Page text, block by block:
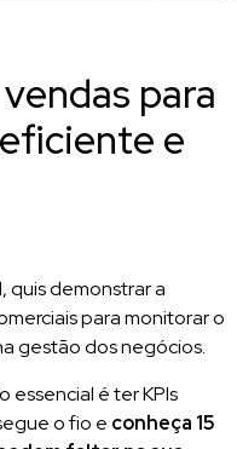
para
e
quis demonstrar a
para monitorar o
gestão dos negócios.
é ter KPIs
o fio e conheça 15